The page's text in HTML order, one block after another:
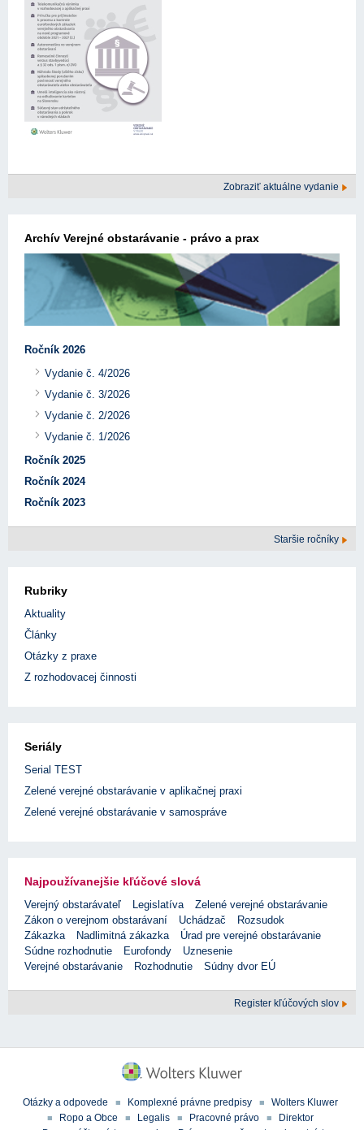
Zobraziť aktuálne vydanie
Archív Verejné obstarávanie - právo a prax
Ročník 2026
Vydanie č. 4/2026
Vydanie č. 3/2026
Vydanie č. 2/2026
Vydanie č. 1/2026
Ročník 2025
Ročník 2024
Ročník 2023
Staršie ročníky
Rubriky
Aktuality
Články
Otázky z praxe
Z rozhodovacej činnosti
Seriály
Serial TEST
Zelené verejné obstarávanie v aplikačnej praxi
Zelené verejné obstarávanie v samospráve
Najpoužívanejšie kľúčové slová
Verejný obstarávateľ Legislatíva
Zelené verejné obstarávanie
Zákon o verejnom obstarávaní
Uchádzač
Rozsudok
Zákazka
Nadlimitná zákazka
Úrad pre verejné obstarávanie
Súdne rozhodnutie
Eurofondy
Uznesenie
Verejné obstarávanie
Rozhodnutie Súdny dvor EÚ
Register kľúčových slov
Otázky a odpovede Komplexné právne predpisy
Wolters Kluwer
Ropo a Obce
Legalis Pracovné právo
Direktor